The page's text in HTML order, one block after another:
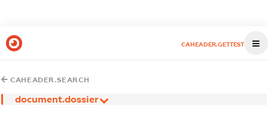
CAHEADER.GETTEST
CAHEADER.SEARCH
document.dossier